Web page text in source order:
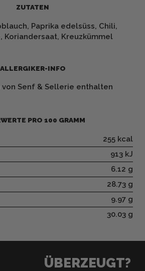
ZUTATEN
Paprika edelsüss, Chili,
Koriandersaat, Kreuzkümmel
ALLERGIKER-INFO
von Senf & Sellerie enthalten
PRO 100 GRAMM
255 kcal
913 kJ
6.12 g
28.73 g
9.97 g
30.03 g
ÜBERZEUGT?